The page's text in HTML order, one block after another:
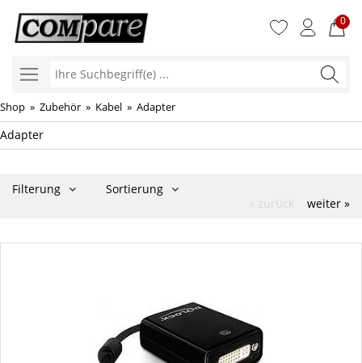
0
Ihre
Shop » Zubehör » Kabel » Adapter
Adapter
Filterung
Sortierung
« zurück
weiter »